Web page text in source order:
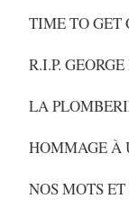
TIME TO
R.I.P.
LA
HOMMAGE À
NOS MOTS